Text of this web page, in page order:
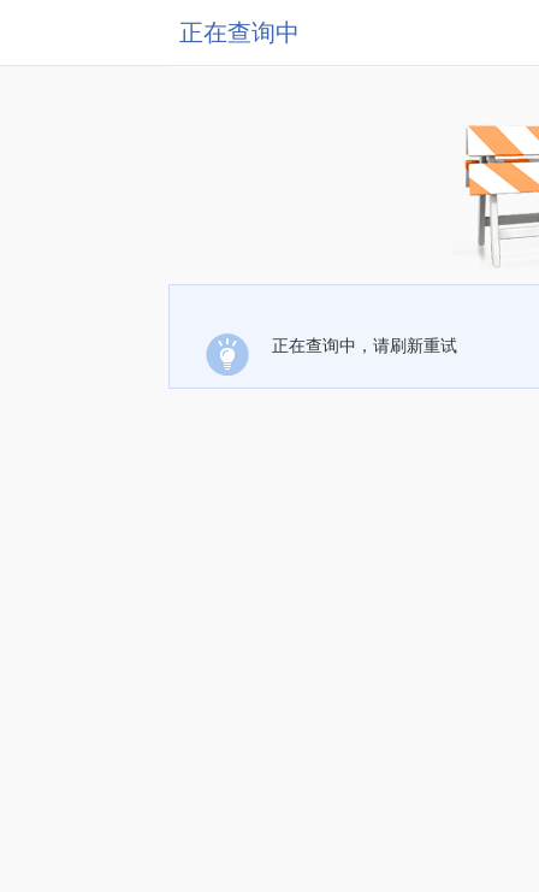
正在查询中
正在查询中，请刷新重试